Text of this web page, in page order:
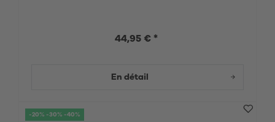
44,95 € *
En détail
-20% -30% -40%